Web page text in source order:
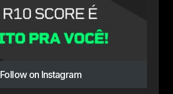
Follow on Instagram